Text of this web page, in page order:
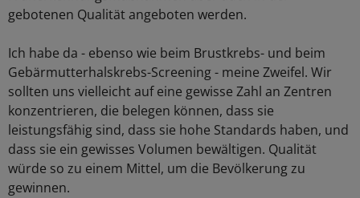
gebotenen Qualität angeboten werden.
Ich habe da - ebenso wie beim Brustkrebs- und beim
Gebärmutterhalskrebs-Screening - meine Zweifel. Wir
sollten uns vielleicht auf eine gewisse Zahl an Zentren
konzentrieren, die belegen können, dass sie
leistungsfähig sind, dass sie hohe Standards haben, und
dass sie ein gewisses Volumen bewältigen. Qualität
würde so zu einem Mittel, um die Bevölkerung zu
gewinnen.